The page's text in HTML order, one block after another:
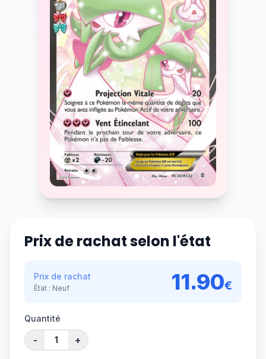
Prix de rachat selon l'état
Prix de rachat
État : Neuf 11.90€
Quantité
- +